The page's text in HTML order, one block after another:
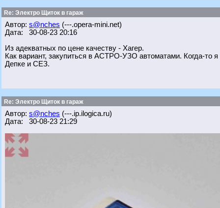
Re: Электро Щиток в гараж
Автор: s@nches (---.opera-mini.net)
Дата: 30-08-23 20:16
Из адекватных по цене качеству - Хагер.
Как вариант, закупиться в АСТРО-УЗО автоматами. Когда-то
Депке и СЕЗ.
Re: Электро Щиток в гараж
Автор: s@nches (---.ip.ilogica.ru)
Дата: 30-08-23 21:29